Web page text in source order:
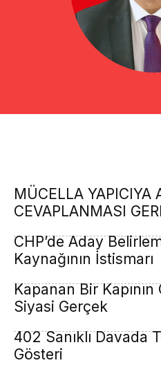
MÜCELLA YAPICIYA
CEVAPLANMASI
CHP’de Aday
Kaynağının İstismarı
Kapanan Bir Kapının
Siyasi Gerçek
402 Sanıklı Davada
Gösteri